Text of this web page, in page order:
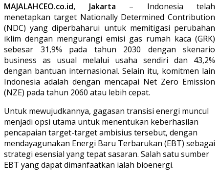
MAJALAHCEO.co.id, Jakarta – Indonesia telah
menetapkan target Nationally Determined Contribution
(NDC) yang diperbaharui untuk memitigasi perubahan
iklim dengan mengurangi emisi gas rumah kaca (GRK)
sebesar 31,9% pada tahun 2030 dengan skenario
business as usual melalui usaha sendiri dan 43,2%
dengan bantuan internasional. Selain itu, komitmen lain
Indonesia adalah dengan mencapai Net Zero Emission
(NZE) pada tahun 2060 atau lebih cepat.
Untuk mewujudkannya, gagasan transisi energi muncul
menjadi opsi utama untuk menentukan keberhasilan
pencapaian target-target ambisius tersebut, dengan
mendayagunakan Energi Baru Terbarukan (EBT) sebagai
strategi esensial yang tepat sasaran. Salah satu sumber
EBT yang dapat dimanfaatkan ialah bioenergi.